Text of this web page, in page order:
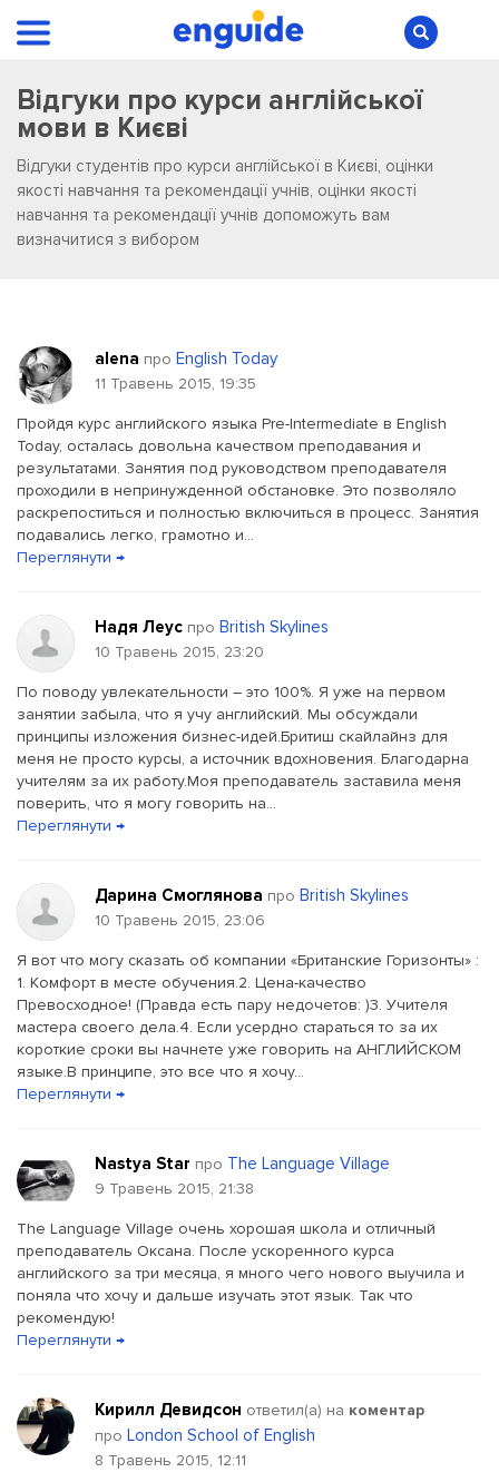
Відгуки про курси англійської
мови в Києві
Відгуки студентів про курси англійської в Києві, оцінки
якості навчання та рекомендації учнів, оцінки якості
навчання та рекомендації учнів допоможуть вам
визначитися з вибором
alena про English Today
11 Травень 2015, 19:35
Пройдя курс английского языка Pre-Intermediate в English
Today, осталaсь довольна качеством преподавания и
результатами. Занятия под руководством преподавателя
проходили в непринужденной обстановке. Это позволяло
раскрепоститься и полностью включиться в процесс. Занятия
подавались легко, грамотно и...
Переглянути →
Надя Леус про British Skylines
10 Травень 2015, 23:20
По поводу увлекательности – это 100%. Я уже на первом
занятии забыла, что я учу английский. Мы обсуждали
принципы изложения бизнес-идей.Бритиш скайлайнз для
меня не просто курсы, а источник вдохновения. Благодарна
учителям за их работу.Моя преподаватель заставила меня
поверить, что я могу говорить на...
Переглянути →
Дарина Смоглянова про British Skylines
10 Травень 2015, 23:06
Я вот что могу сказать об компании «Британские Горизонты» :
1. Комфорт в месте обучения.2. Цена-качество
Превосходное! (Правда есть пару недочетов: )3. Учителя
мастера своего дела.4. Если усердно стараться то за их
короткие сроки вы начнете уже говорить на АНГЛИЙСКОМ
языке.В принципе, это все что я хочу...
Переглянути →
Nastya Star про The Language Village
9 Травень 2015, 21:38
Тhe Language Village очень хорошая школа и отличный
преподаватель Оксана. После ускоренного курса
английского за три месяца, я много чего нового выучила и
поняла что хочу и дальше изучать этот язык. Так что
рекомендую!
Переглянути →
Кирилл Девидсон ответил(a) на коментар
про London School of English
8 Травень 2015, 12:11